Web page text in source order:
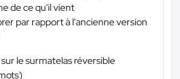
de ce qu'il vient
par rapport à l'ancienne version
le surmatelas réversible